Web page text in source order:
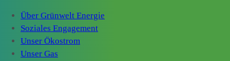
Über Grünwelt Energie
Soziales Engagement
Unser Ökostrom
Unser Gas